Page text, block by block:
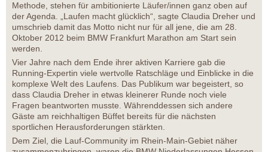
Methode, stehen für ambitionierte Läufer/innen ganz oben auf
der Agenda. „Laufen macht glücklich“, sagte Claudia Dreher und
umschrieb damit das Motto nicht nur für all jene, die am 28.
Oktober 2012 beim BMW Frankfurt Marathon am Start sein
werden.
Vier Jahre nach dem Ende ihrer aktiven Karriere gab die
Running-Expertin viele wertvolle Ratschläge und Einblicke in die
komplexe Welt des Laufens. Das Publikum war begeistert, so
dass Claudia Dreher in etwas kleinerer Runde noch viele
Fragen beantworten musste. Währenddessen sich andere
Gäste am reichhaltigen Büffet bereits für die nächsten
sportlichen Herausforderungen stärkten.
Dem Ziel, die Lauf-Community im Rhein-Main-Gebiet näher